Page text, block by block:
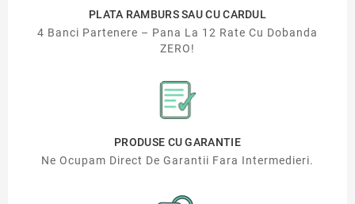
PLATA RAMBURS SAU CU CARDUL
4 Banci Partenere – Pana La 12 Rate Cu Dobanda
ZERO!
PRODUSE CU GARANTIE
Ne Ocupam Direct De Garantii Fara Intermedieri.